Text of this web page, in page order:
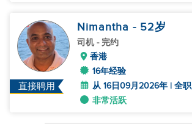
直接聘用
Nimantha - 52岁
司机- 完约
香港
16年经验
从 16日09月2026年 | 全职
非常活跃